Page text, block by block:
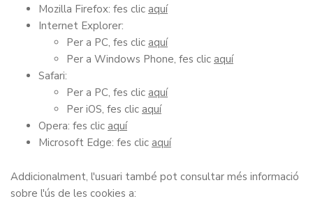
Mozilla Firefox: fes clic aquí
Internet Explorer:
Per a PC, fes clic aquí
Per a Windows Phone, fes clic aquí
Safari:
Per a PC, fes clic aquí
Per iOS, fes clic aquí
Opera: fes clic aquí
Microsoft Edge: fes clic aquí
Addicionalment, l'usuari també pot consultar més informació
sobre l'ús de les cookies a: